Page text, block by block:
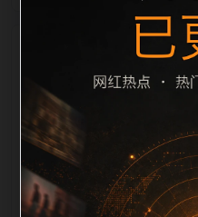
栏目内容归集
le 之间识别一致主题。后
远程图片本地化、坏图默
description 长度过滤。如
面，应通过不同角度补充
题或专题入口，降低站群